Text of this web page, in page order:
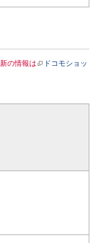
の情報は
ドコモショッ